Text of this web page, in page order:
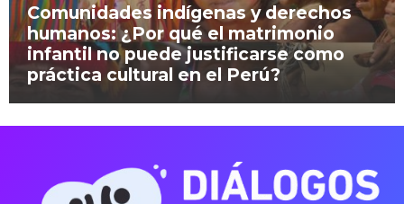
Comunidades indígenas y derechos
humanos: ¿Por qué el matrimonio
infantil no puede justificarse como
práctica cultural en el Perú?